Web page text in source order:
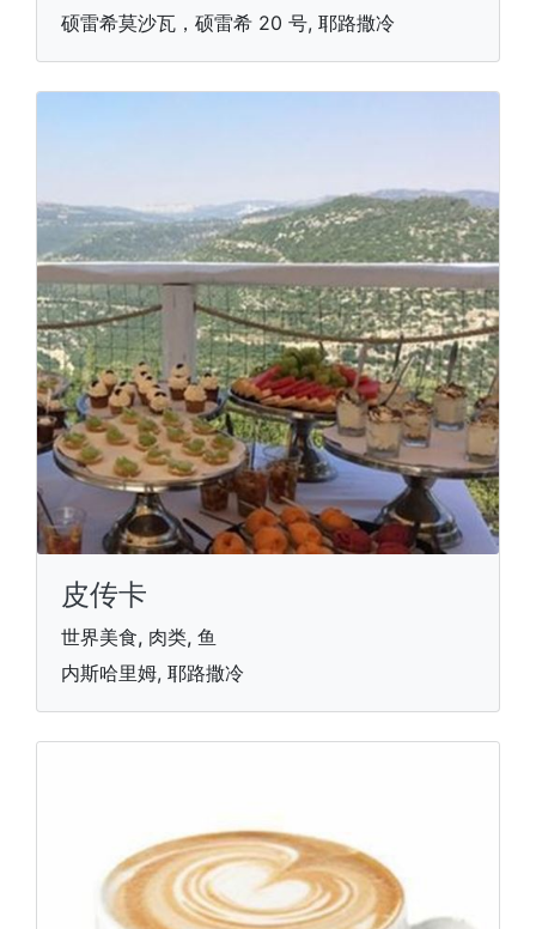
硕雷希莫沙瓦，硕雷希 20 号, 耶路撒冷
皮传卡
世界美食, 肉类, 鱼
内斯哈里姆, 耶路撒冷